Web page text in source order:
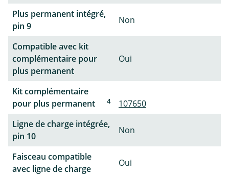
Plus permanent intégré,
pin 9
Non
Compatible avec kit
complémentaire pour
plus permanent
Oui
Kit complémentaire
pour plus permanent
4
107650
Ligne de charge intégrée,
pin 10
Non
Faisceau compatible
avec ligne de charge
Oui